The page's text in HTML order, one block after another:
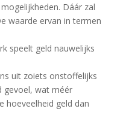
Dáár zal
waarde ervan in termen
speelt geld nauwelijks
uit zoiets onstoffelijks
gevoel, wat méér
hoeveelheid geld dan